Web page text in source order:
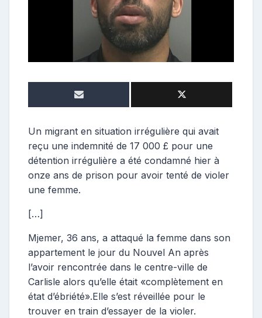
u
t
Un migrant en situation irrégulière qui avait
reçu une indemnité de 17 000 £ pour une
détention irrégulière a été condamné hier à
onze ans de prison pour avoir tenté de violer
une femme.
[…]
Mjemer, 36 ans, a attaqué la femme dans son
appartement le jour du Nouvel An après
l’avoir rencontrée dans le centre-ville de
Carlisle alors qu’elle était «complètement en
état d’ébriété».Elle s’est réveillée pour le
trouver en train d’essayer de la violer.